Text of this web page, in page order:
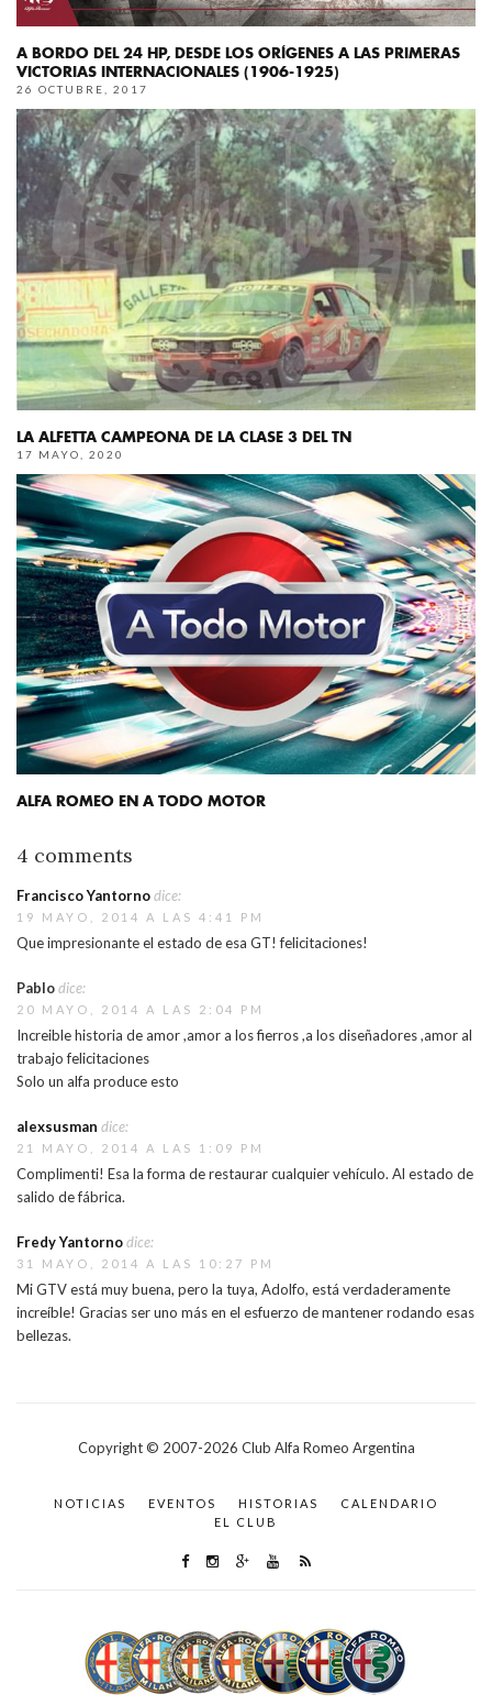
A BORDO DEL 24 HP, DESDE LOS ORÍGENES A LAS PRIMERAS
VICTORIAS INTERNACIONALES (1906-1925)
26 OCTUBRE, 2017
LA ALFETTA CAMPEONA DE LA CLASE 3 DEL TN
17 MAYO, 2020
ALFA ROMEO EN A TODO MOTOR
4 comments
Francisco Yantornodice:
19 MAYO, 2014 A LAS 4:41 PM
Que impresionante el estado de esa GT! felicitaciones!
Pablodice:
20 MAYO, 2014 A LAS 2:04 PM
Increible historia de amor ,amor a los fierros ,a los diseñadores ,amor al
trabajo felicitaciones
Solo un alfa produce esto
alexsusman dice:
21 MAYO, 2014 A LAS 1:09 PM
Complimenti! Esa la forma de restaurar cualquier vehículo. Al estado de
salido de fábrica.
Fredy Yantornodice:
31 MAYO, 2014 A LAS 10:27 PM
Mi GTV está muy buena, pero la tuya, Adolfo, está verdaderamente
increíble! Gracias ser uno más en el esfuerzo de mantener rodando esas
bellezas.
Copyright © 2007-2026 Club Alfa Romeo Argentina
NOTICIAS EVENTOS HISTORIAS
CALENDARIO
EL CLUB